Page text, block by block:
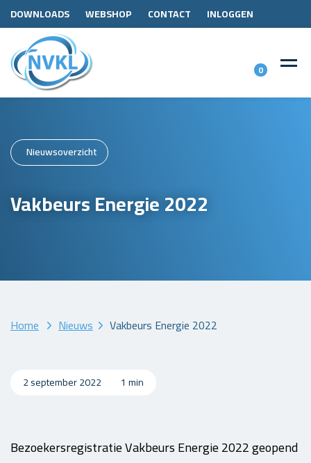
DOWNLOADS WEBSHOP CONTACT INLOGGEN
0
Nieuwsoverzicht
Vakbeurs Energie 2022
Home Nieuws Vakbeurs Energie 2022
2 september 2022 1 min
Bezoekersregistratie Vakbeurs Energie 2022 geopend